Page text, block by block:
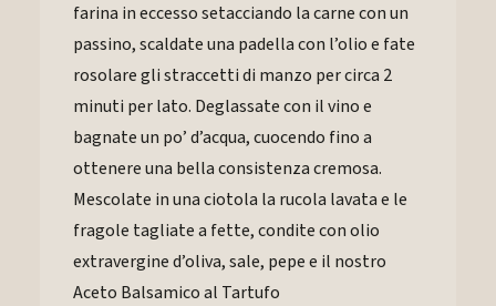
farina in eccesso setacciando la carne con un
passino, scaldate una padella con l’olio e fate
rosolare gli straccetti di manzo per circa 2
minuti per lato. Deglassate con il vino e
bagnate un po’ d’acqua, cuocendo fino a
ottenere una bella consistenza cremosa.
Mescolate in una ciotola la rucola lavata e le
fragole tagliate a fette, condite con olio
extravergine d’oliva, sale, pepe e il nostro
Aceto Balsamico al Tartufo